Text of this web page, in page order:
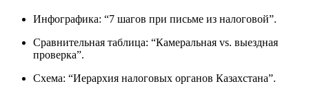
Инфографика: “7 шагов при письме из налоговой”.
Сравнительная таблица: “Камеральная vs. выездная
проверка”.
Схема: “Иерархия налоговых органов Казахстана”.